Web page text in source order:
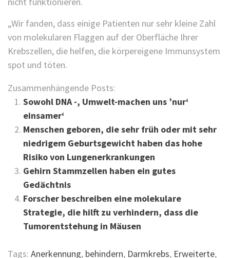
„Wir fanden, dass einige Patienten nur sehr kleine Zahl
von molekularen Flaggen auf der Oberfläche Ihrer
Krebszellen, die helfen, die körpereigene Immunsystem
spot und töten.
Zusammenhängende Posts:
Sowohl DNA -, Umwelt-machen uns ’nur‘
einsamer‘
Menschen geboren, die sehr früh oder mit sehr
niedrigem Geburtsgewicht haben das hohe
Risiko von Lungenerkrankungen
Gehirn Stammzellen haben ein gutes
Gedächtnis
Forscher beschreiben eine molekulare
Strategie, die hilft zu verhindern, dass die
Tumorentstehung in Mäusen
Tags: Anerkennung, behindern, Darmkrebs, Erweiterte,